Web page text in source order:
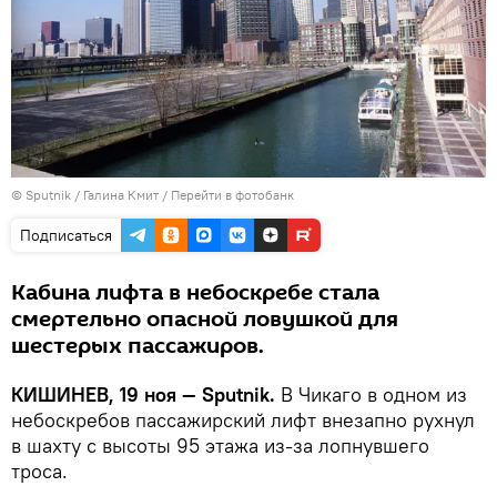
© Sputnik / Галина Кмит / Перейти в фотобанк
Подписаться
Кабина лифта в небоскребе стала
смертельно опасной ловушкой для
шестерых пассажиров.
КИШИНЕВ, 19 ноя — Sputnik. В Чикаго в одном из
небоскребов пассажирский лифт внезапно рухнул
в шахту с высоты 95 этажа из-за лопнувшего
троса.